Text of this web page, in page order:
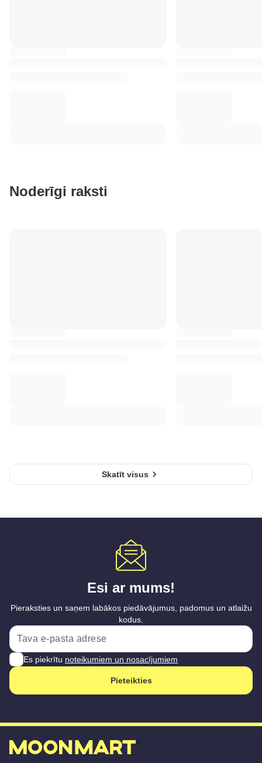
Noderīgi raksti
Skatīt visus
Esi ar mums!
Pieraksties un saņem labākos piedāvājumus, padomus un atlaižu
kodus.
Es piekrītu noteikumiem un nosacījumiem
Pieteikties